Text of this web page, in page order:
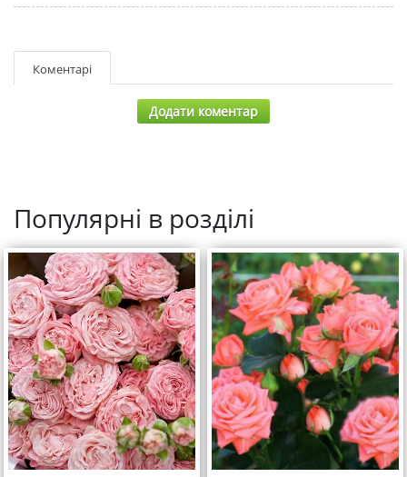
Коментарі
Додати коментар
Популярні в розділі